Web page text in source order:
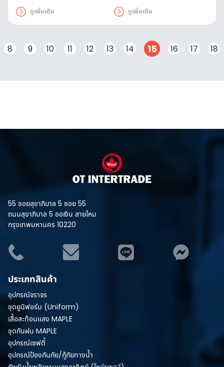
คงทนนานติดแถบผ้าสะท้อนแสง
5จุด มาตรฐาน EN471 ตัดเย็บ
ดูเพิ่มเติม
เปลี่ยนวันหนัก ๆ ในการทำงานสาย
ปฏิบัติการของคุณให้เป็นวันที่สดใส
ดูเพิ่มเติม
8 9 10 11 12 13 14 15 16 17 18
55 ซอยสุขาภิบาล 5 ซอย 55
ถนนสุขาภิบาล 5 ออเงิน สายไหม
กรุงเทพมหานคร 10220
ประเภทสินค้า
อุปกรณ์จราจร
ชุดยูนิฟอร์ม (Uniform)
เสื้อสะท้อนแสง MAPLE
ชุดกันฝน MAPLE
อุปกรณ์เซฟตี้
อุปกรณ์ป้องกันภัย/กู้ภัยทางน้ำ